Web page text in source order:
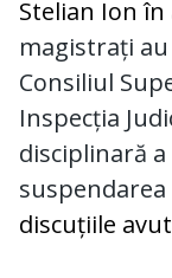
Stelian Ion
magistrați
Consiliul
Inspecția
disciplinară
discuțiile